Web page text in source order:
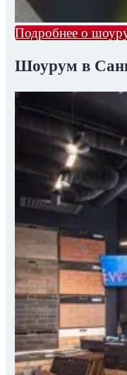
Подробнее о
Шоурум в